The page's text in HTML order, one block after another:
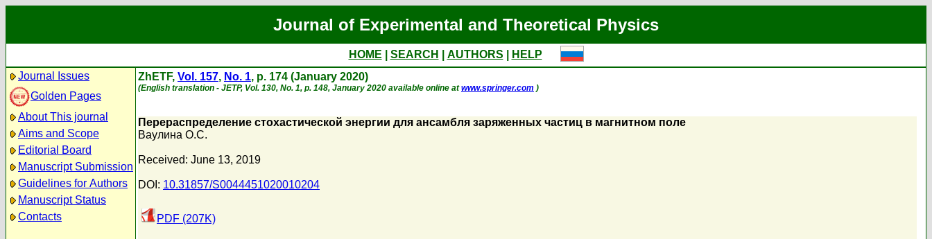
Journal of Experimental and Theoretical Physics
HOME SEARCH AUTHORS
HELP
Journal Issues
Golden Pages
About This journal
Aims and Scope
Editorial Board
Manuscript Submission
Guidelines for Authors
Manuscript Status
Contacts
ZhETF, Vol. 157, No. 1, p. 174 (January 2020)
(English translation - JETP, Vol. 130, No. 1, p. 148, January 2020 available online atwww.springer.com )
Перераспределение стохастической энергии для ансамбля заряженных частиц в магнитном поле
Ваулина О.С.
Received: June 13, 2019
DOI: 10.31857/S0044451020010204
PDF (207K)